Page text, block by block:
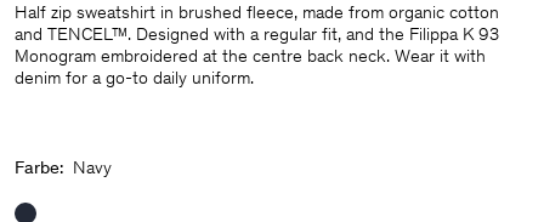
Herren
Half zip sweatshirt in brushed fleece, made from organic cotton
and TENCEL™. Designed with a regular fit, and the Filippa K 93
Monogram embroidered at the centre back neck. Wear it with
denim for a go-to daily uniform.
Farbe: Navy